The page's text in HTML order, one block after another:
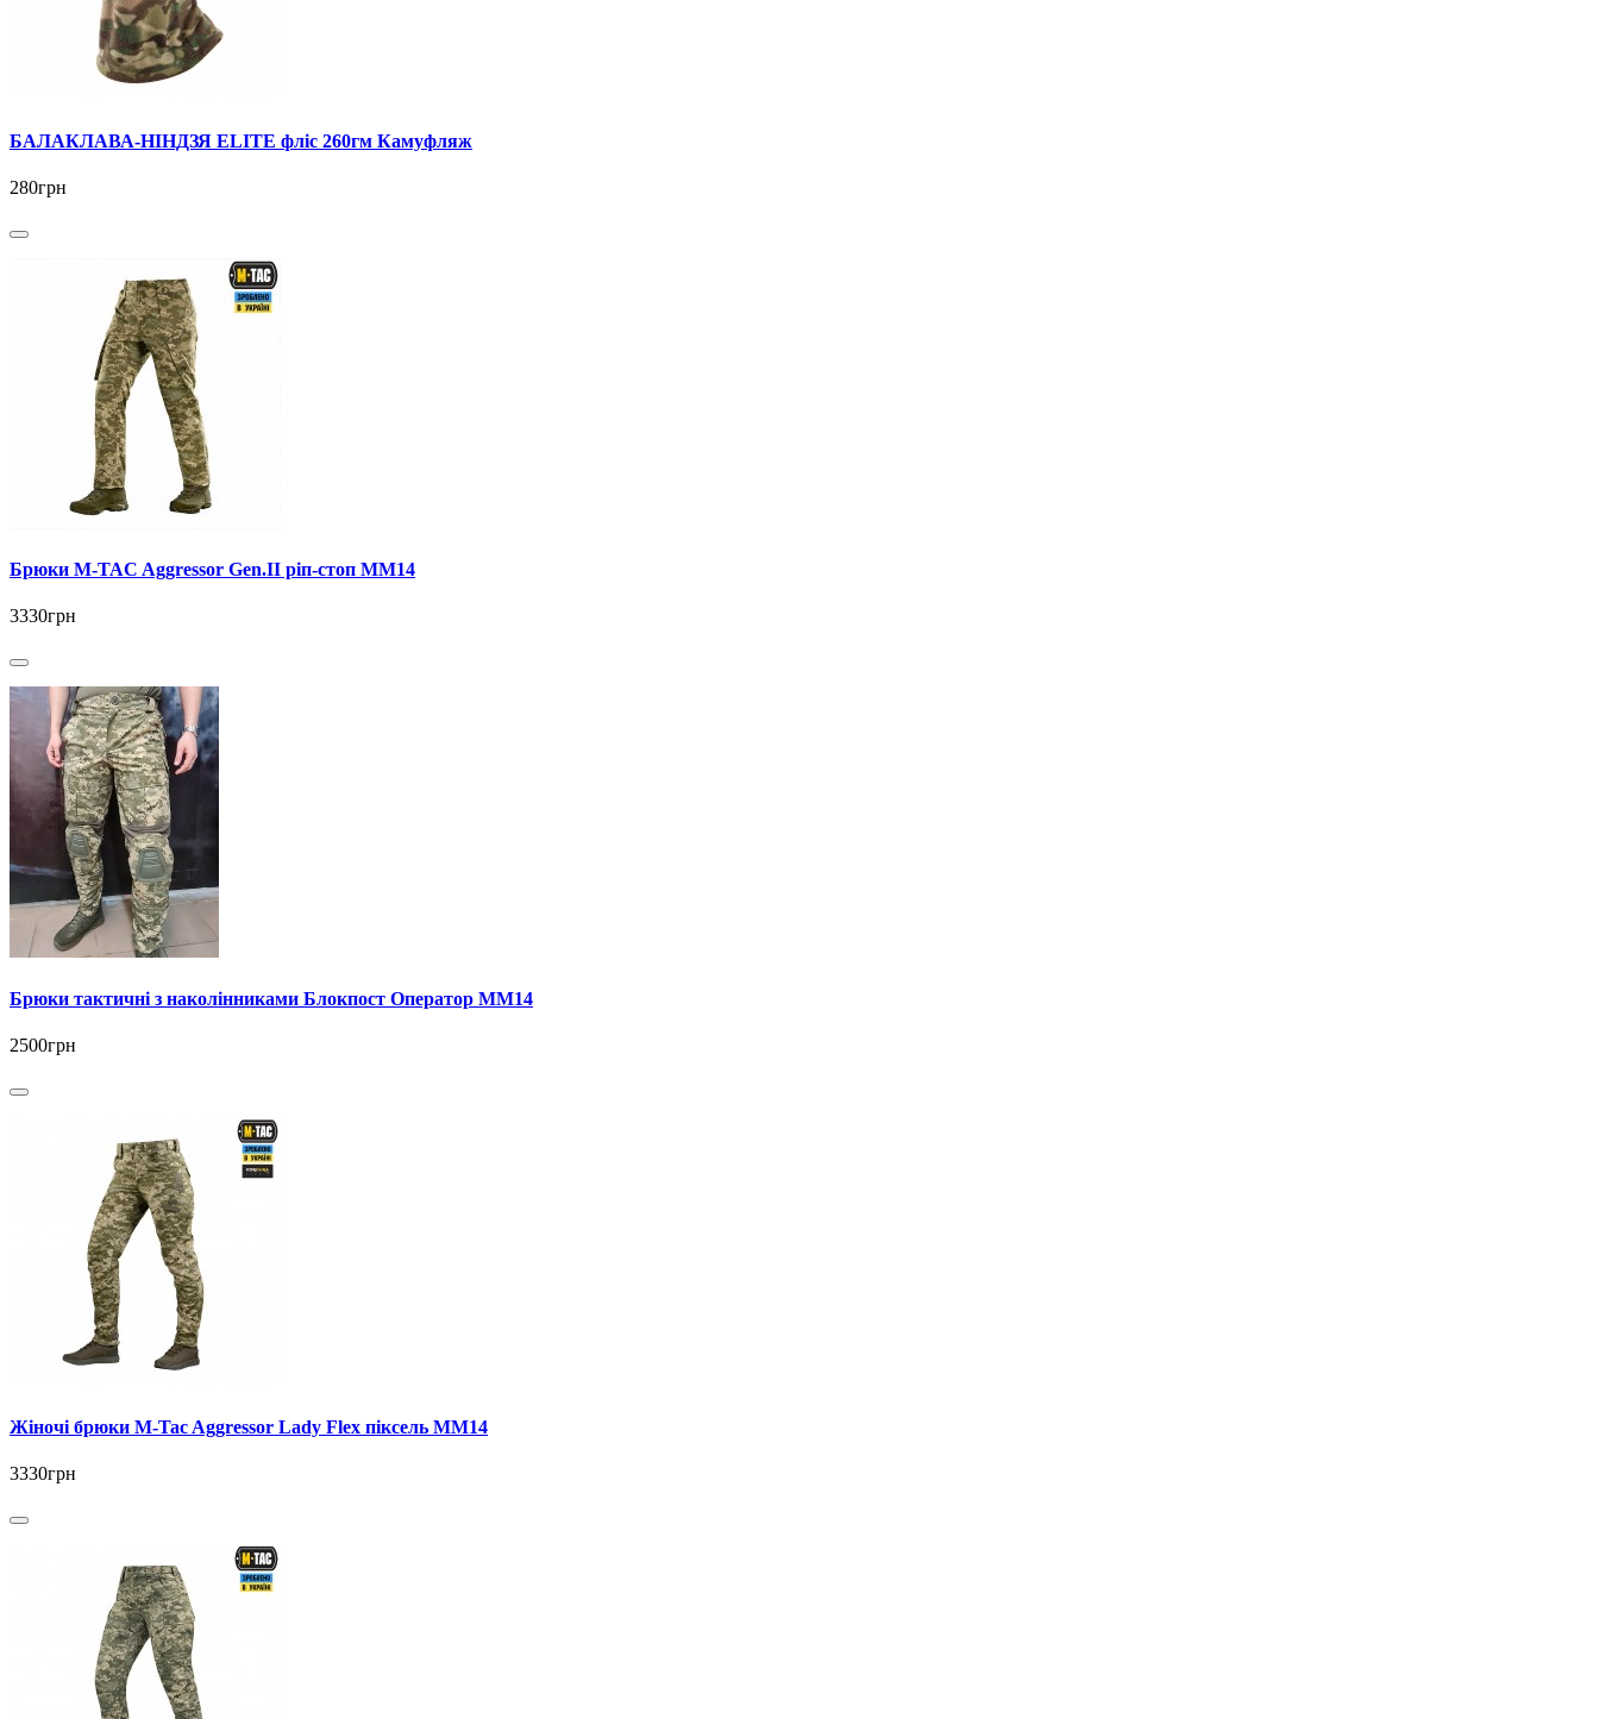
БАЛАКЛАВА-НІНДЗЯ ELITE фліс 260гм Камуфляж
280грн
Брюки M-TAC Aggressor Gen.II ріп-стоп MM14
3330грн
Брюки тактичні з наколінниками Блокпост Оператор ММ14
2500грн
Жіночі брюки M-Tac Aggressor Lady Flex піксель ММ14
3330грн